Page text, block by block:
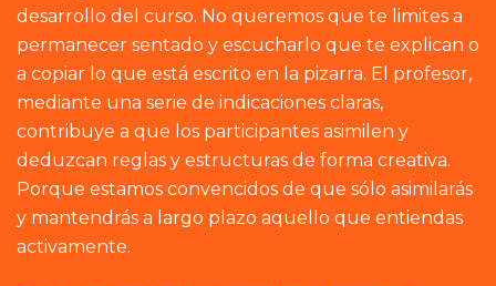
desarrollo del curso. No queremos que te limites a
permanecer sentado y escucharlo que te explican o
a copiar lo que está escrito en la pizarra. El profesor,
mediante una serie de indicaciones claras,
contribuye a que los participantes asimilen y
deduzcan reglas y estructuras de forma creativa.
Porque estamos convencidos de que sólo asimilarás
y mantendrás a largo plazo aquello que entiendas
activamente.